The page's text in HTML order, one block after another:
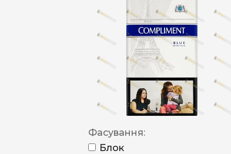
Фасування:
Блок